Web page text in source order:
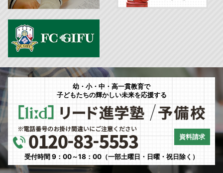
幼・小・中・高一貫教育で
子どもたちの輝かしい未来を応援する
資料請求
受付時間 9：00～18：00（一部土曜日・日曜・祝日除く）